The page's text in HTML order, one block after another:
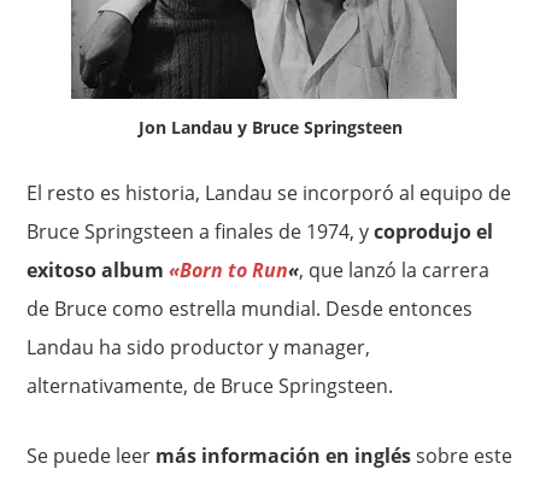
Jon Landau y Bruce Springsteen
El resto es historia, Landau se incorporó al equipo de
Bruce Springsteen a finales de 1974, ycoprodujo el
exitoso album «Born to Run«, que lanzó la carrera
de Bruce como estrella mundial. Desde entonces
Landau ha sido productor y manager,
alternativamente, de Bruce Springsteen.
Se puede leer más información en ingléssobre este